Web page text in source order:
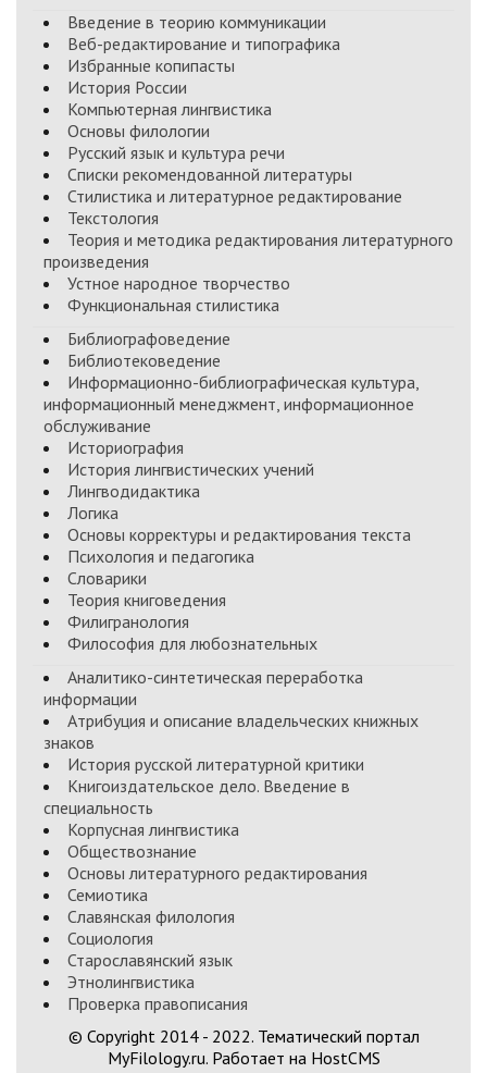
Введение в теорию коммуникации
Веб-редактирование и типографика
Избранные копипасты
История России
Компьютерная лингвистика
Основы филологии
Русский язык и культура речи
Списки рекомендованной литературы
Стилистика и литературное редактирование
Текстология
Теория и методика редактирования литературного
произведения
Устное народное творчество
Функциональная стилистика
Библиографоведение
Библиотековедение
Информационно-библиографическая культура,
информационный менеджмент, информационное
обслуживание
Историография
История лингвистических учений
Лингводидактика
Логика
Основы корректуры и редактирования текста
Психология и педагогика
Словарики
Теория книговедения
Филигранология
Философия для любознательных
Аналитико-синтетическая переработка
информации
Атрибуция и описание владельческих книжных
знаков
История русской литературной критики
Книгоиздательское дело. Введение в
специальность
Корпусная лингвистика
Обществознание
Основы литературного редактирования
Семиотика
Славянская филология
Социология
Старославянский язык
Этнолингвистика
Проверка правописания
© Copyright 2014 - 2022. Тематический портал
MyFilology.ru. Работает на HostCMS